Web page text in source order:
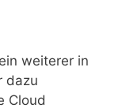
weiterer in
dazu
Cloud